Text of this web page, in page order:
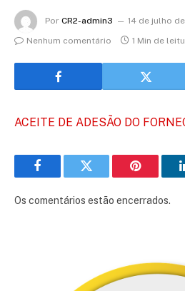
Por CR2-admin3
14 de julho de
Nenhum comentário
1 Min de
ACEITE DE ADESÃO DO
FacebookTwitter Pinterest
Os comentários estão encerrados.